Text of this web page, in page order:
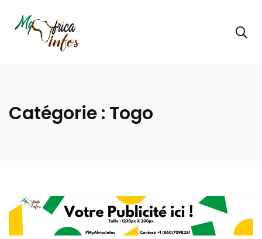
Catégorie : Togo